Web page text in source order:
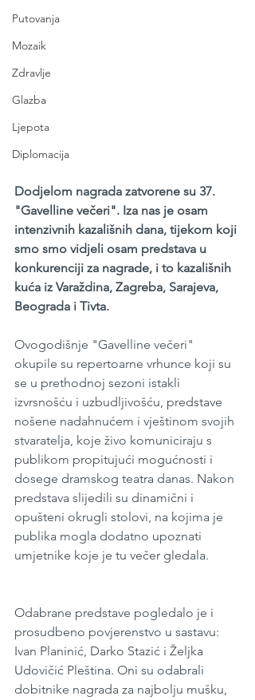
Putovanja
Mozaik
Zdravlje
Glazba
Ljepota
Diplomacija
Dodjelom nagrada zatvorene su 37.
"Gavelline večeri". Iza nas je osam
intenzivnih kazališnih dana, tijekom koji
smo smo vidjeli osam predstava u
konkurenciji za nagrade, i to kazališnih
kuća iz Varaždina, Zagreba, Sarajeva,
Beograda i Tivta.
Ovogodišnje "Gavelline večeri"
okupile su repertoarne vrhunce koji su
se u prethodnoj sezoni istakli
izvrsnošću i uzbudljivošću, predstave
nošene nadahnućem i vještinom svojih
stvaratelja, koje živo komuniciraju s
publikom propitujući mogućnosti i
dosege dramskog teatra danas. Nakon
predstava slijedili su dinamični i
opušteni okrugli stolovi, na kojima je
publika mogla dodatno upoznati
umjetnike koje je tu večer gledala.
Odabrane predstave pogledalo je i
prosudbeno povjerenstvo u sastavu:
Ivan Planinić, Darko Stazić i Željka
Udovičić Pleština. Oni su odabrali
dobitnike nagrada za najbolju mušku,